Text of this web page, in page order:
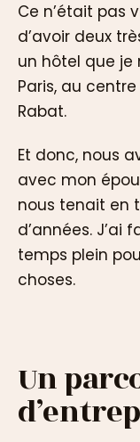
Ce n’était pas
d’avoir deux
un hôtel que je
Paris, au
Rabat.
Et donc, nous
avec mon
nous tenait en
d’années. J’ai
temps plein
choses.
Un